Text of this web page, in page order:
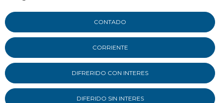
CONTADO
CORRIENTE
DIFRERIDO CON INTERES
DIFERIDO SIN INTERES